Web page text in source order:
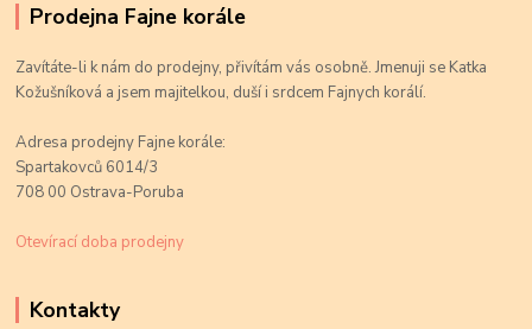
Prodejna Fajne korále
Zavítáte-li k nám do prodejny, přivítám vás osobně. Jmenuji se Katka
Kožušníková a jsem majitelkou, duší i srdcem Fajnych korálí.
Adresa prodejny Fajne korále:
Spartakovců 6014/3
708 00 Ostrava-Poruba
Otevírací doba prodejny
Kontakty